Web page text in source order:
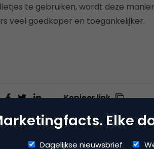
te gebruiken, wordt deze
veel goedkoper en toegankelijker.
Kopieer link
Elke
Dagelijkse nieuwsbrief